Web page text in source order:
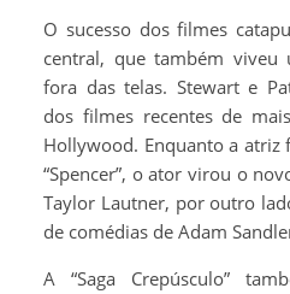
O sucesso dos filmes
central, que também
fora das telas. Stewart e
dos filmes recentes de
Hollywood. Enquanto a atriz
“Spencer”, o ator virou o
Taylor Lautner, por outro
de comédias de Adam
A “Saga Crepúsculo”